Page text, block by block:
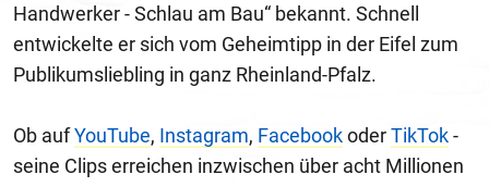
Handwerker - Schlau am Bau“ bekannt. Schnell
entwickelte er sich vom Geheimtipp in der Eifel zum
Publikumsliebling in ganz Rheinland-Pfalz.
Ob aufYouTube, Instagram, FacebookoderTikTok-
seine Clips erreichen inzwischen über acht Millionen